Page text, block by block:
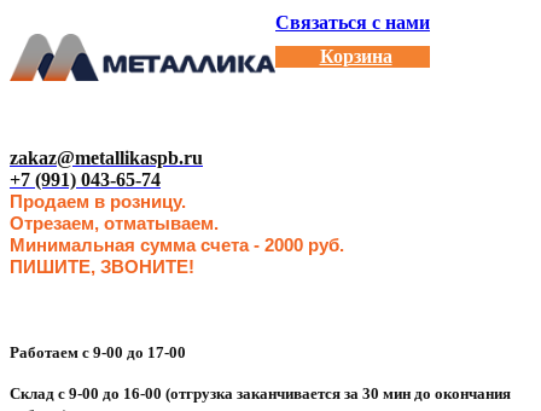
Связаться с нами
Корзина
zakaz@metallikaspb.ru
+7 (991) 043-65-74
Продаем в розницу.
Отрезаем, отматываем.
Минимальная сумма счета - 2000 руб.
ПИШИТЕ, ЗВОНИТЕ!
Работаем с 9-00 до 17-00
Склад с 9-00 до 16-00 (отгрузка заканчивается за 30 мин до окончания